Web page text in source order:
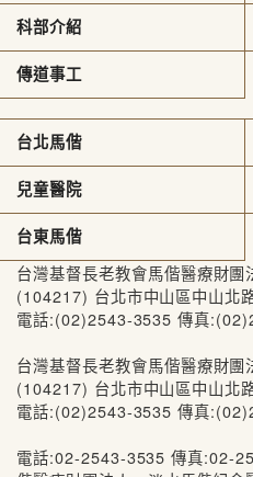
科部介紹
傳道事工
台北馬偕
兒童醫院
台東馬偕
台灣基督長老教會馬偕醫療財
(104217) 台北市中山區中山北
電話:(02)2543-3535 傳真
台灣基督長老教會馬偕醫療財
(104217) 台北市中山區中山北
電話:(02)2543-3535 傳真
電話:02-2543-3535 傳真:02-